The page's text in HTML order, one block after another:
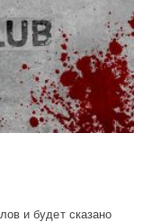
и будет сказано